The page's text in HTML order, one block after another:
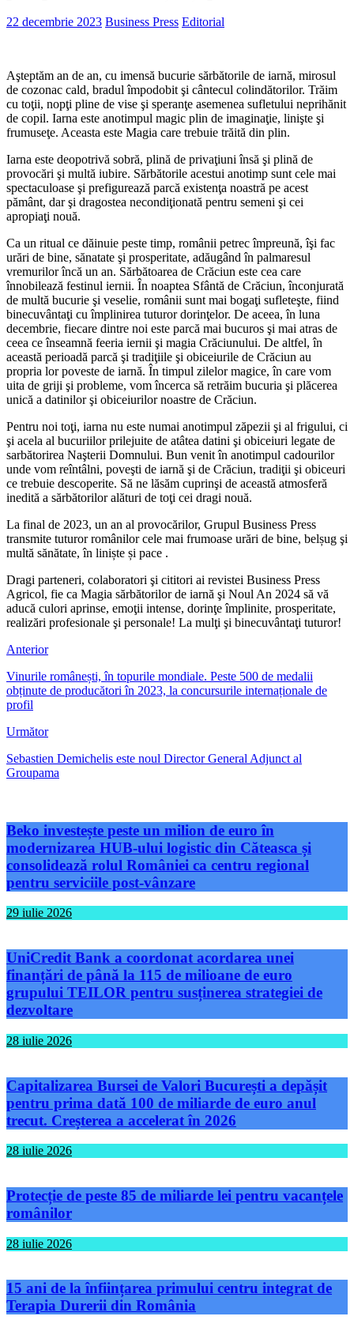
22 decembrie 2023 Business Press Editorial
Aşteptăm an de an, cu imensă bucurie sărbătorile de iarnă, mirosul
de cozonac cald, bradul împodobit şi cântecul colindătorilor. Trăim
cu toţii, nopţi pline de vise şi speranţe asemenea sufletului neprihănit
de copil. Iarna este anotimpul magic plin de imaginaţie, linişte şi
frumuseţe. Aceasta este Magia care trebuie trăită din plin.
Iarna este deopotrivă sobră, plină de privaţiuni însă şi plină de
provocări şi multă iubire. Sărbătorile acestui anotimp sunt cele mai
spectaculoase şi prefigurează parcă existenţa noastră pe acest
pământ, dar şi dragostea necondiţionată pentru semeni şi cei
apropiaţi nouă.
Ca un ritual ce dăinuie peste timp, românii petrec împreună, îşi fac
urări de bine, sănatate şi prosperitate, adăugând în palmaresul
vremurilor încă un an. Sărbătoarea de Crăciun este cea care
înnobilează festinul iernii. În noaptea Sfântă de Crăciun, înconjurată
de multă bucurie şi veselie, românii sunt mai bogaţi sufleteşte, fiind
binecuvântaţi cu împlinirea tuturor dorinţelor. De aceea, în luna
decembrie, fiecare dintre noi este parcă mai bucuros şi mai atras de
ceea ce înseamnă feeria iernii şi magia Crăciunului. De altfel, în
această perioadă parcă şi tradiţiile şi obiceiurile de Crăciun au
propria lor poveste de iarnă. În timpul zilelor magice, în care vom
uita de griji şi probleme, vom încerca să retrăim bucuria şi plăcerea
unică a datinilor şi obiceiurilor noastre de Crăciun.
Pentru noi toţi, iarna nu este numai anotimpul zăpezii şi al frigului, ci
şi acela al bucuriilor prilejuite de atâtea datini şi obiceiuri legate de
sarbătorirea Naşterii Domnului. Bun venit în anotimpul cadourilor
unde vom reîntâlni, poveşti de iarnă şi de Crăciun, tradiţii şi obiceuri
ce trebuie descoperite. Să ne lăsăm cuprinşi de această atmosferă
inedită a sărbătorilor alături de toţi cei dragi nouă.
La final de 2023, un an al provocărilor, Grupul Business Press
transmite tuturor românilor cele mai frumoase urări de bine, belșug şi
multă sănătate, în liniște și pace .
Dragi parteneri, colaboratori şi cititori ai revistei Business Press
Agricol, fie ca Magia sărbătorilor de iarnă şi Noul An 2024 să vă
aducă culori aprinse, emoţii intense, dorinţe împlinite, prosperitate,
realizări profesionale şi personale! La mulţi şi binecuvântaţi tuturor!
Anterior
Vinurile românești, în topurile mondiale. Peste 500 de medalii
obținute de producători în 2023, la concursurile internaționale de
profil
Următor
Sebastien Demichelis este noul Director General Adjunct al
Groupama
Beko investește peste un milion de euro în
modernizarea HUB-ului logistic din Căteasca și
consolidează rolul României ca centru regional
pentru serviciile post-vânzare
29 iulie 2026
UniCredit Bank a coordonat acordarea unei
finanțări de până la 115 de milioane de euro
grupului TEILOR pentru susținerea strategiei de
dezvoltare
28 iulie 2026
Capitalizarea Bursei de Valori București a depășit
pentru prima dată 100 de miliarde de euro anul
trecut. Creșterea a accelerat în 2026
28 iulie 2026
Protecție de peste 85 de miliarde lei pentru vacanțele
românilor
28 iulie 2026
15 ani de la înființarea primului centru integrat de
Terapia Durerii din România